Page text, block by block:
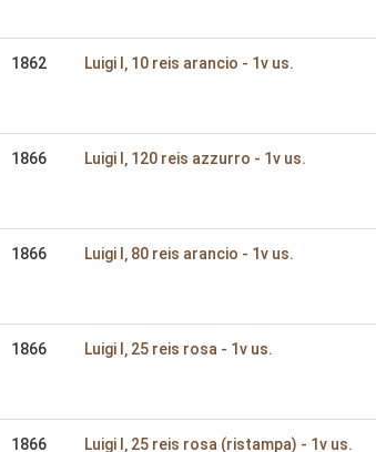
1862 Luigi I‚ 10 reis arancio - 1v us.
1866 Luigi I‚ 120 reis azzurro - 1v us.
1866 Luigi I‚ 80 reis arancio - 1v us.
1866 Luigi I‚ 25 reis rosa - 1v us.
1866 Luigi I‚ 25 reis rosa (ristampa) - 1v us.